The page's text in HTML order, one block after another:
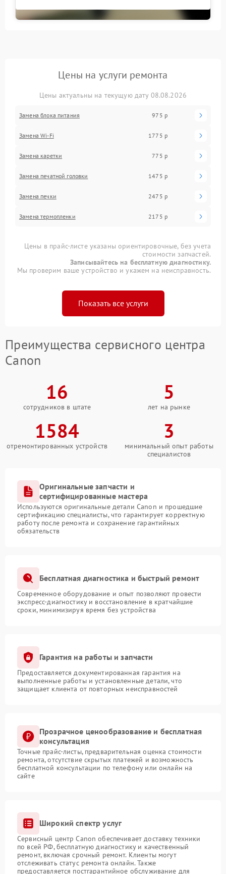
Цены на услуги ремонта
Цены актуальны на текущую дату 08.08.2026
Замена блока питания 975 р
Замена Wi-Fi 1775 р
Замена каретки 775 р
Замена печатной головки 1475 р
Замена печки 2475 р
Замена термопленки 2175 р
Цены в прайс-листе указаны ориентировочные, без учета
стоимости запчастей.
Записывайтесь на бесплатную диагностику.
Мы проверим ваше устройство и укажем на неисправность.
Показать все услуги
Преимущества сервисного центра
Canon
16
сотрудников в штате
5
лет на рынке
1584
отремонтированных устройств
3
минимальный опыт работы
специалистов
Оригинальные запчасти и
сертифицированные мастера
Используются оригинальные детали Canon и прошедшие
сертификацию специалисты, что гарантирует корректную
работу после ремонта и сохранение гарантийных
обязательств
Бесплатная диагностика и быстрый ремонт
Современное оборудование и опыт позволяют провести
экспресс-диагностику и восстановление в кратчайшие
сроки, минимизируя время без устройства
Гарантия на работы и запчасти
Предоставляется документированная гарантия на
выполненные работы и установленные детали, что
защищает клиента от повторных неисправностей
Прозрачное ценообразование и бесплатная
консультация
Точные прайс-листы, предварительная оценка стоимости
ремонта, отсутствие скрытых платежей и возможность
бесплатной консультации по телефону или онлайн на
сайте
Широкий спектр услуг
Сервисный центр Canon обеспечивает доставку техники
по всей РФ, бесплатную диагностику и качественный
ремонт, включая срочный ремонт. Клиенты могут
отслеживать статус ремонта онлайн. Также
предоставляется постгарантийное обслуживание для